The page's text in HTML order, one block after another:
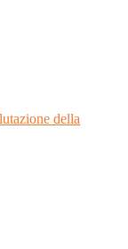
della